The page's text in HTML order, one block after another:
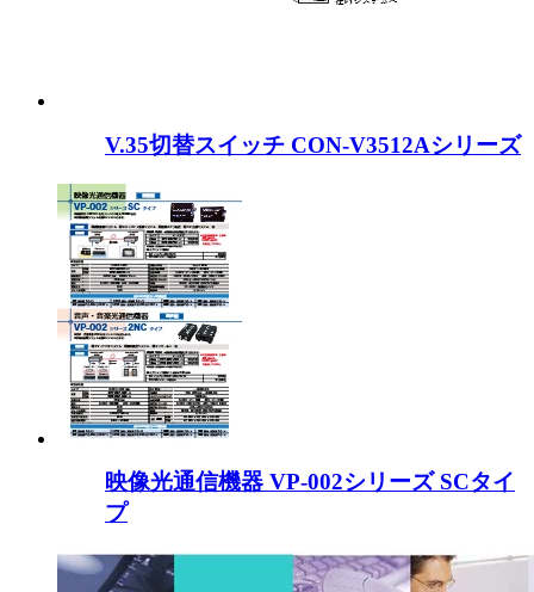
V.35切替スイッチ CON-V3512Aシリーズ
映像光通信機器 VP-002シリーズ SCタイ
プ